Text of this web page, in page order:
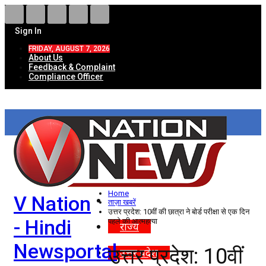
Sign In
FRIDAY, AUGUST 7, 2026
About Us
Feedback & Complaint
Compliance Officer
V Nation
- Hindi
Newsportal
HOME
ताज़ा खबरें
देश
विदेश
राज्य
उत्तर प्रदेश
Home
ताज़ा खबरें
उत्तर प्रदेश: 10वीं की छात्रा ने बोर्ड परीक्षा से एक दिन
पहले की आत्महत्या
उत्तर प्रदेश: 10वीं